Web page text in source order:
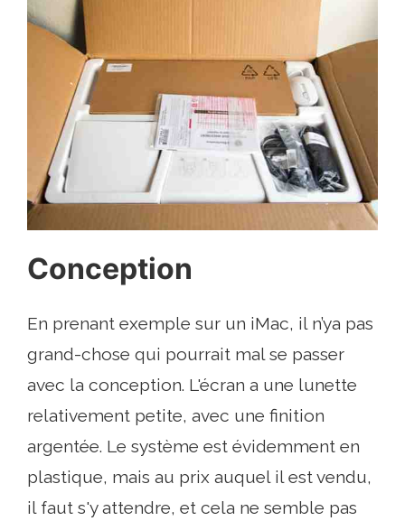
Conception
En prenant exemple sur un iMac, il n’ya pas
grand-chose qui pourrait mal se passer
avec la conception. L'écran a une lunette
relativement petite, avec une finition
argentée. Le système est évidemment en
plastique, mais au prix auquel il est vendu,
il faut s'y attendre, et cela ne semble pas